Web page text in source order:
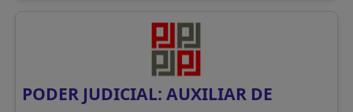
PODER JUDICIAL: AUXILIAR DE